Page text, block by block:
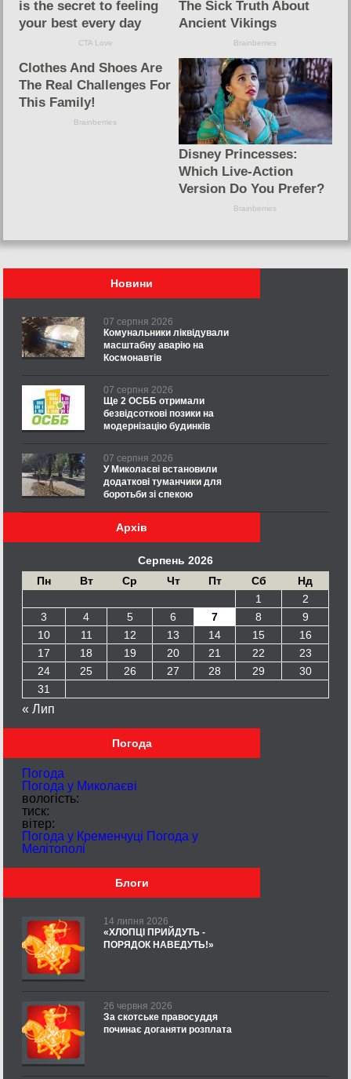
Новини
07 серпня 2026
Комунальники ліквідували
масштабну аварію на
Космонавтів
07 серпня 2026
Ще 2 ОСББ отримали
безвідсоткові позики на
модернізацію будинків
07 серпня 2026
У Миколаєві встановили
додаткові туманчики для
боротьби зі спекою
Архів
Серпень 2026
Пн
Вт Ср Чт Пт Сб
Нд
1
2
3
4 5 6 7 8
9
10
11 12 13 14 15
16
17
18 19 20 21 22
23
24
25 26 27 28 29
30
31
« Лип
Погода
Погода
Погода у Миколаєві
вологість:
тиск:
вітер:
Погода у Кременчуці Погода у
Мелітополі
Блоги
14 липня 2026
«ХЛОПЦІ ПРИЙДУТЬ -
ПОРЯДОК НАВЕДУТЬ!»
26 червня 2026
За скотське правосуддя
починає доганяти розплата